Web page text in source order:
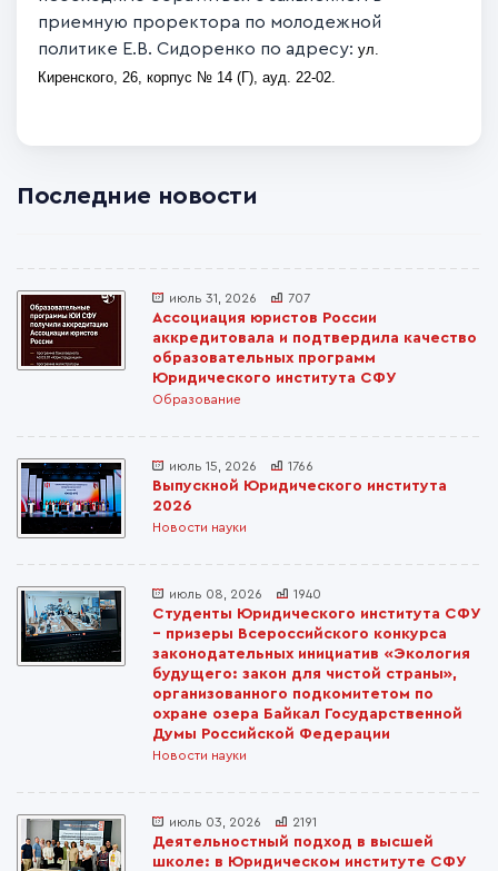
приемную проректора по молодежной
политике Е.В. Сидоренко по адресу:ул.
Киренского, 26, корпус № 14 (Г), ауд. 22-02.
Последние новости
июль 31, 2026 707
Ассоциация юристов России
аккредитовала и подтвердила качество
образовательных программ
Юридического института СФУ
Образование
июль 15, 2026 1766
Выпускной Юридического института
2026
Новости науки
июль 08, 2026 1940
Студенты Юридического института СФУ
– призеры Всероссийского конкурса
законодательных инициатив «Экология
будущего: закон для чистой страны»,
организованного подкомитетом по
охране озера Байкал Государственной
Думы Российской Федерации
Новости науки
июль 03, 2026 2191
Деятельностный подход в высшей
школе: в Юридическом институте СФУ